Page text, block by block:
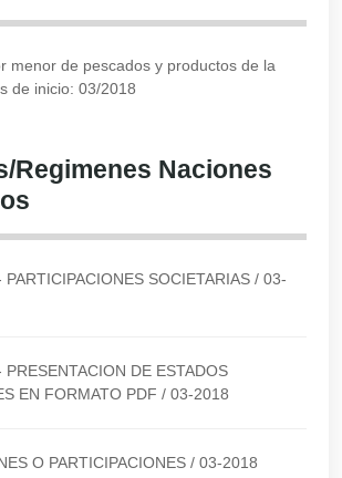
menor de pescados y productos de la
de inicio: 03/2018
Regimenes Naciones
PARTICIPACIONES SOCIETARIAS / 03-
PRESENTACION DE ESTADOS
EN FORMATO PDF / 03-2018
O PARTICIPACIONES / 03-2018